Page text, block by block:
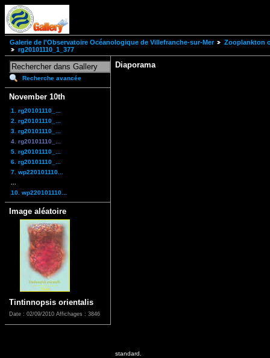
Galerie de l'Observatoire Océanologique de Villefranche-sur-Mer
Zooplankton
rg20101110_1_377
Recherche avancée
November 10th
1. rg20101110_...
2. rg20101110_...
3. rg20101110_...
4. rg20101110_...
5. rg20101110_...
6. rg20101110_...
7. wp220101110...
10. wp220101110...
Image aléatoire
Tintinnopsis orientalis
Date : 02/09/2010 Affichages : 3846
Diaporama
standard.